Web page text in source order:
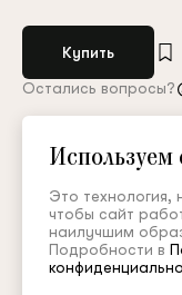
Купить
Остались вопросы?
Дополнить
Используем
Это технология,
чтобы сайт
наилучшим
Подробности в